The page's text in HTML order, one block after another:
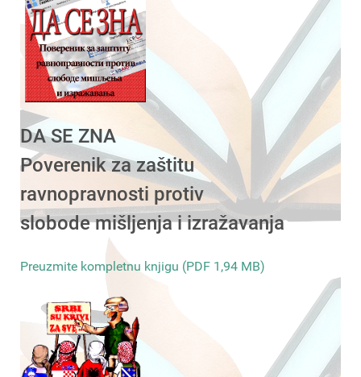
DA SE ZNA
Poverenik za zaštitu
ravnopravnosti protiv
slobode mišljenja i izražavanja
Preuzmite kompletnu knjigu (PDF 1,94 MB)